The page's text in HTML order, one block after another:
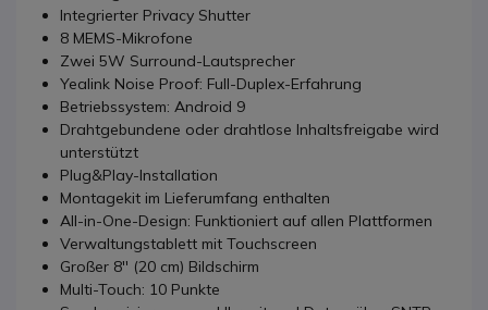
Integrierter Privacy Shutter
8 MEMS-Mikrofone
Zwei 5W Surround-Lautsprecher
Yealink Noise Proof: Full-Duplex-Erfahrung
Betriebssystem: Android 9
Drahtgebundene oder drahtlose Inhaltsfreigabe wird
unterstützt
Plug&Play-Installation
Montagekit im Lieferumfang enthalten
All-in-One-Design: Funktioniert auf allen Plattformen
Verwaltungstablett mit Touchscreen
Großer 8'' (20 cm) Bildschirm
Multi-Touch: 10 Punkte